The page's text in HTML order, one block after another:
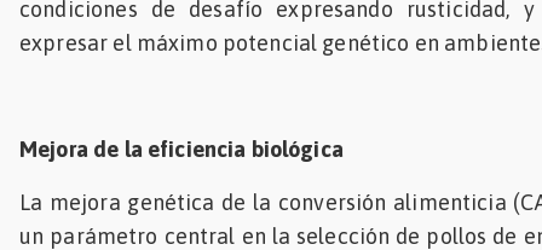
condiciones de desafío expresando rusticidad,
expresar el máximo potencial genético en
Mejora de la eficiencia biológica
La mejora genética de la conversión alimenticia
un parámetro central en la selección de pollos de